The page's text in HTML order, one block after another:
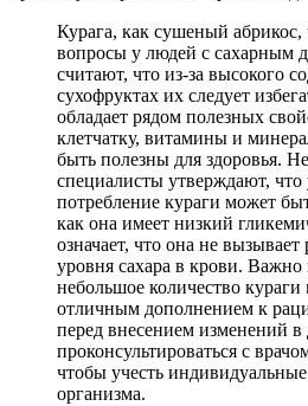
Курага, как сушеный абрикос,
вопросы у людей с сахарным
считают, что из-за высокого
сухофруктах их следует
обладает рядом полезных
клетчатку, витамины и
быть полезны для здоровья.
специалисты утверждают, что
потребление кураги может
как она имеет низкий
означает, что она не
уровня сахара в крови.
небольшое количество кураги
отличным дополнением к
перед внесением изменений в
проконсультироваться с
чтобы учесть
организма.